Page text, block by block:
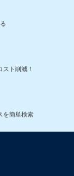
ト削減！
を簡単検索